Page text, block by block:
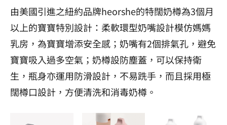
由美國引進之紐約品牌heorshe的特闊奶樽為3個月
以上的寶寶特別設計：柔軟環型奶嘴設計模仿媽媽
乳房，為寶寶增添安全感；奶嘴有2個排氣孔，避免
寶寶吸入過多空氣；奶樽設防塵蓋，可以保持衛
生，瓶身亦運用防滑設計，不易跣手，而且採用極
闊樽口設計，方便清洗和消毒奶樽。